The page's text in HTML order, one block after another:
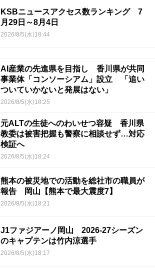
KSBニュースアクセス数ランキング 7
月29日～8月4日
2026/8/5(水)18:44
AI産業の先進県を目指し 香川県が共同
事業体「コンソーシアム」設立 「追い
ついていかないと発展はない」
2026/8/5(水)18:25
元ALTの生徒へのわいせつ容疑 香川県
教委は被害把握も警察に相談せず…対応
検証へ
2026/8/5(水)18:24
熊本の被災地での活動を総社市の職員が
報告 岡山【熊本で最大震度7】
2026/8/5(水)18:21
J1ファジアーノ岡山 2026-27シーズン
のキャプテンは竹内涼選手
2026/8/5(水)18:17